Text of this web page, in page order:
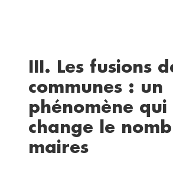
III. Les fusions
communes : un
phénomène qui
change le
maires